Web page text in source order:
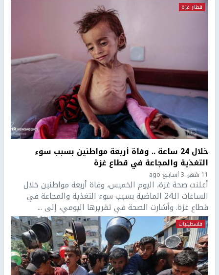
قطاع غزة
خلال 24 ساعة .. وفاة أربعة مواطنين بسبب سوء
التغذية والمجاعة في قطاع غزة
11 شهر، 3 أسابيع ago
أعلنت صحة غزة، اليوم الخميس، وفاة أربعة مواطنين خلال
الساعات الـ24 الماضية بسبب سوء التغذية والمجاعة في
قطاع غزة. وأشارت الصحة في تقريرها اليومي، إلى ...
فلسطينيات